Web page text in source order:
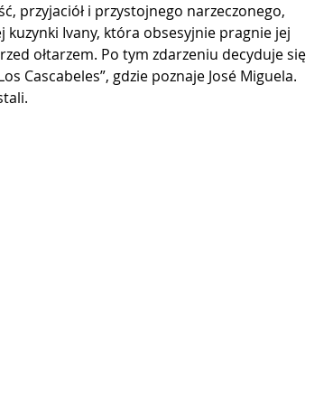
przyjaciół i przystojnego narzeczonego,
Ivany, która obsesyjnie pragnie jej
ołtarzem. Po tym zdarzeniu decyduje się
Cascabeles”, gdzie poznaje José Miguela.